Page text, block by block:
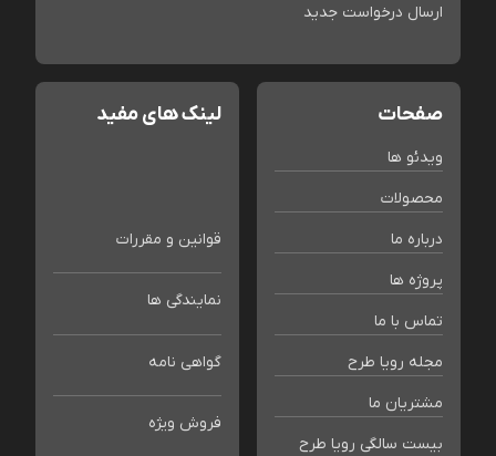
ارسال درخواست جدید
صفحات
ویدئو ها
محصولات
درباره ما
پروژه ها
تماس با ما
مجله رویا طرح
مشتریان ما
بیست سالگی رویا طرح
لینک های مفید
قوانین و مقررات
نمایندگی ها
گواهی نامه
فروش ویژه